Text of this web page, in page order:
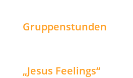
Gruppenstunden
„Jesus Feelings“